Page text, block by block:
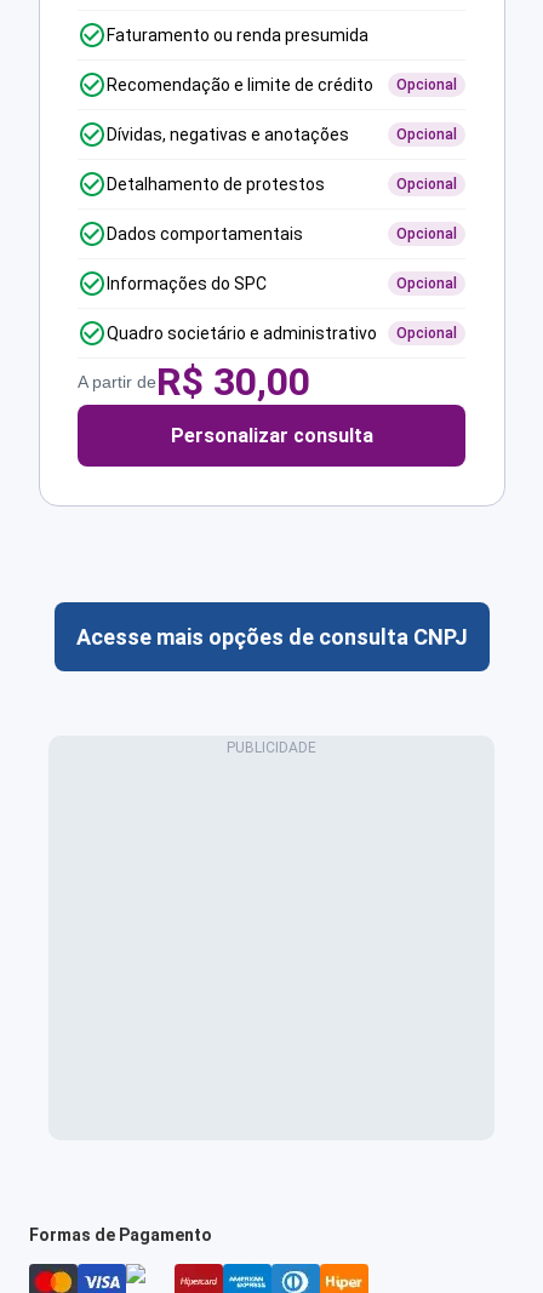
Faturamento ou renda presumida
Recomendação e limite de crédito Opcional
Dívidas, negativas e anotações Opcional
Detalhamento de protestos Opcional
Dados comportamentais Opcional
Informações do SPC Opcional
Quadro societário e administrativo Opcional
A partir deR$ 30,00
Personalizar consulta
Acesse mais opções de consulta CNPJ
Formas de Pagamento